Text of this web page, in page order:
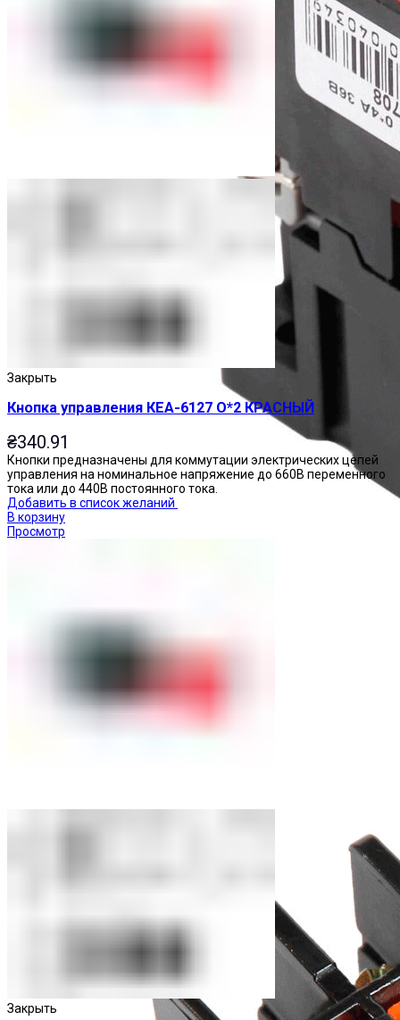
Закрыть
Кнопка управления КЕА-6127 О*2 КРАСНЫЙ
₴340.91
Кнопки предназначены для коммутации электрических цепей
управления на номинальное напряжение до 660В переменного
тока или до 440В постоянного тока.
Добавить в список желаний
В корзину
Просмотр
Закрыть